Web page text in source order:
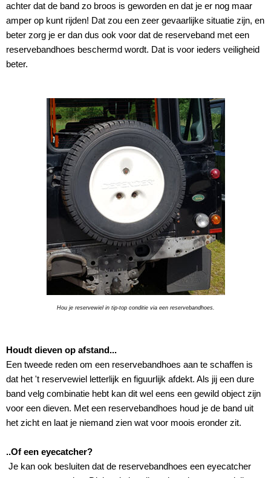
achter dat de band zo broos is geworden en dat je er nog maar
amper op kunt rijden! Dat zou een zeer gevaarlijke situatie zijn, en
beter zorg je er dan dus ook voor dat de reserveband met een
reservebandhoes beschermd wordt. Dat is voor ieders veiligheid
beter.
Hou je reservewiel in tip-top conditie via een reservebandhoes.
Houdt dieven op afstand...
Een tweede reden om een reservebandhoes aan te schaffen is
dat het 't reservewiel letterlijk en figuurlijk afdekt. Als jij een dure
band velg combinatie hebt kan dit wel eens een gewild object zijn
voor een dieven. Met een reservebandhoes houd je de band uit
het zicht en laat je niemand zien wat voor moois eronder zit.
..Of een eyecatcher?
Je kan ook besluiten dat de reservebandhoes een eyecatcher